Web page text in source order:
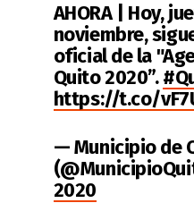
AHORA | Hoy,
noviembre,
oficial de la
Quito 2020”.
https://t.co/
— Municipio de
2020